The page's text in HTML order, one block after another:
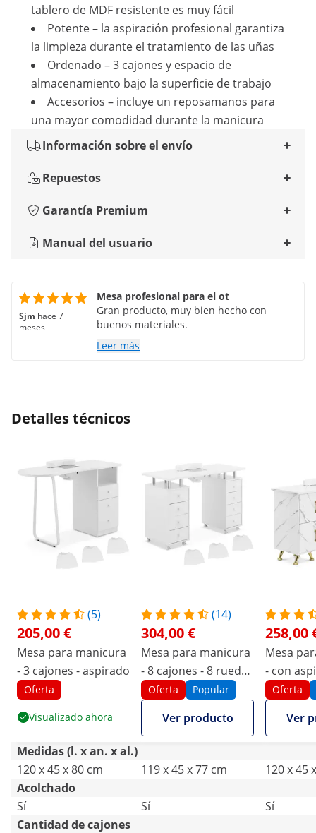
tablero de MDF resistente es muy fácil
Potente – la aspiración profesional garantiza
la limpieza durante el tratamiento de las uñas
Ordenado – 3 cajones y espacio de
almacenamiento bajo la superficie de trabajo
Accesorios – incluye un reposamanos para
una mayor comodidad durante la manicura
Información sobre el envío
Repuestos
Garantía Premium
Manual del usuario
Sjm hace 7
meses
Mesa profesional para el ot
Gran producto, muy bien hecho con
buenos materiales.
Leer más
Detalles técnicos
(5)
205,00 €
Mesa para manicura
- 3 cajones - aspirado
Oferta
Visualizado ahora
(14)
304,00 €
Mesa para manicura
- 8 cajones - 8 ruedas
- aspirado
Oferta Popular
Ver producto
258,00
Mesa
- con
cajones -
Oferta
Ver
Medidas (l. x an. x al.)
120 x 45 x 80 cm
119 x 45 x 77 cm
120 x 45
Acolchado
Sí
Sí
Sí
Cantidad de cajones